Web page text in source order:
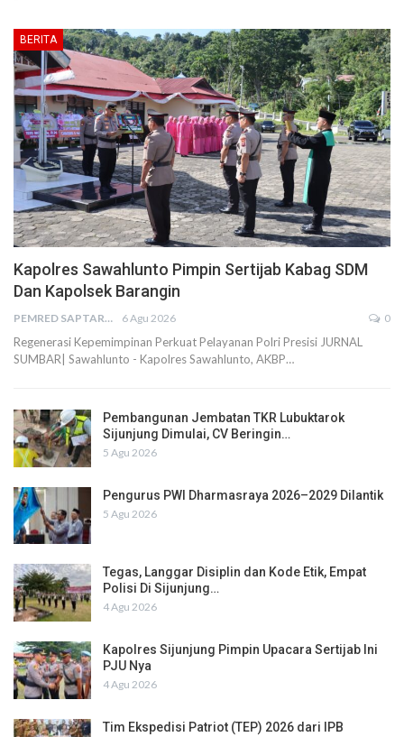
BERITA
Kapolres Sawahlunto Pimpin Sertijab Kabag SDM
Dan Kapolsek Barangin
PEMRED SAPTARIUS 6 Agu 2026 0
Regenerasi Kepemimpinan Perkuat Pelayanan Polri Presisi JURNAL
SUMBAR| Sawahlunto - Kapolres Sawahlunto, AKBP…
Pembangunan Jembatan TKR Lubuktarok
Sijunjung Dimulai, CV Beringin…
5 Agu 2026
Pengurus PWI Dharmasraya 2026–2029 Dilantik
5 Agu 2026
Tegas, Langgar Disiplin dan Kode Etik, Empat
Polisi Di Sijunjung…
4 Agu 2026
Kapolres Sijunjung Pimpin Upacara Sertijab Ini
PJU Nya
4 Agu 2026
Tim Ekspedisi Patriot (TEP) 2026 dari IPB